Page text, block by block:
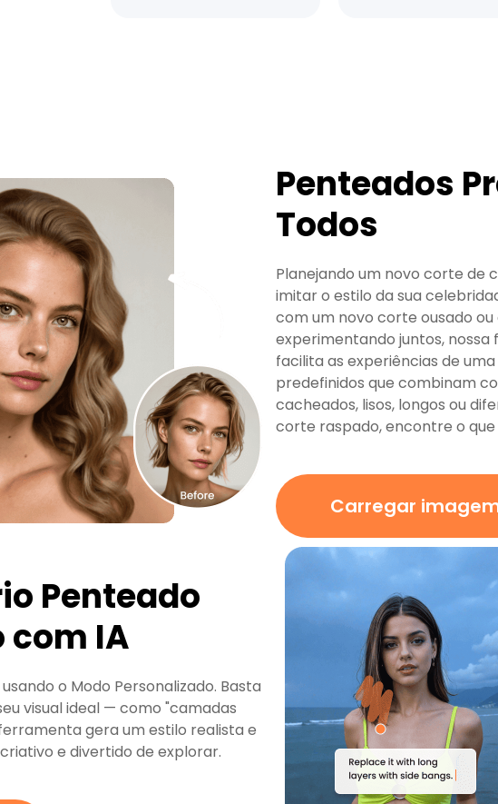
Penteados
Todos
Planejando um novo corte de
imitar o estilo da sua
com um novo corte ousado
experimentando juntos,
facilita as experiências de
predefinidos que combinam
cacheados, lisos, longos ou
corte raspado, encontre o
Carregar
Penteado
com IA
o Modo Personalizado. Basta
visual ideal — como "camadas
gera um estilo realista e
e divertido de explorar.